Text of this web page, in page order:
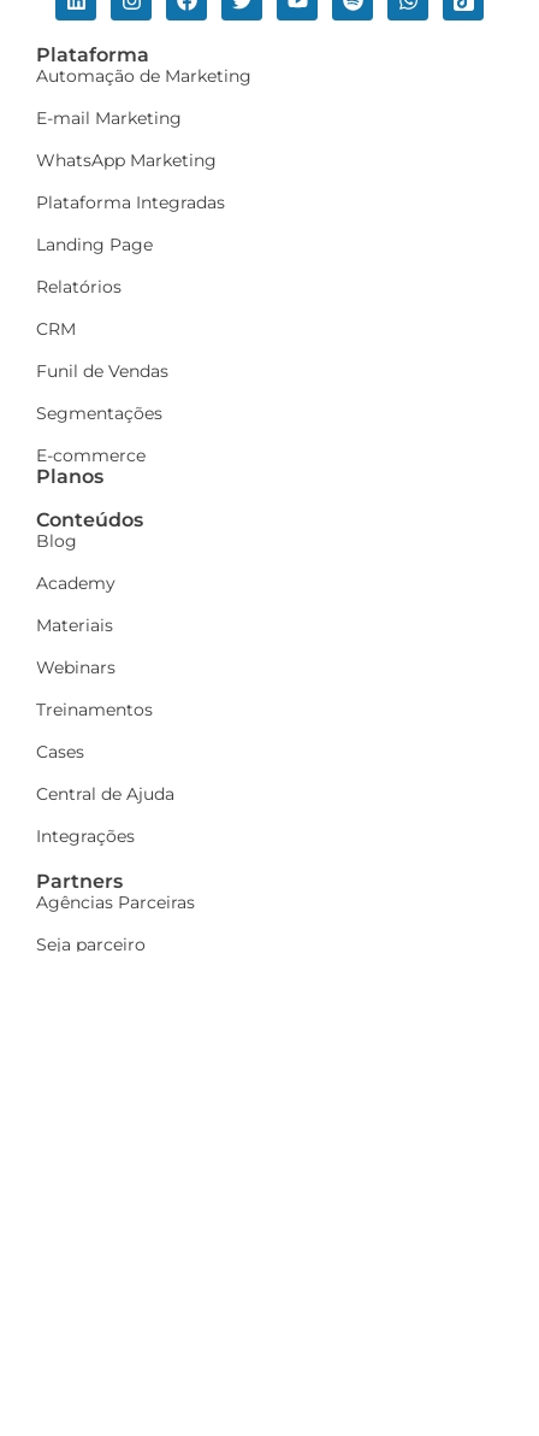
Plataforma
Automação de Marketing
E-mail Marketing
WhatsApp Marketing
Plataforma Integradas
Landing Page
Relatórios
CRM
Funil de Vendas
Segmentações
E-commerce
Planos
Conteúdos
Blog
Academy
Materiais
Webinars
Treinamentos
Cases
Central de Ajuda
Integrações
Partners
Agências Parceiras
Seja parceiro